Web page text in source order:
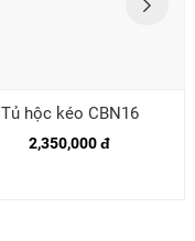
Tủ hộc kéo CBN16
2,350,000 đ